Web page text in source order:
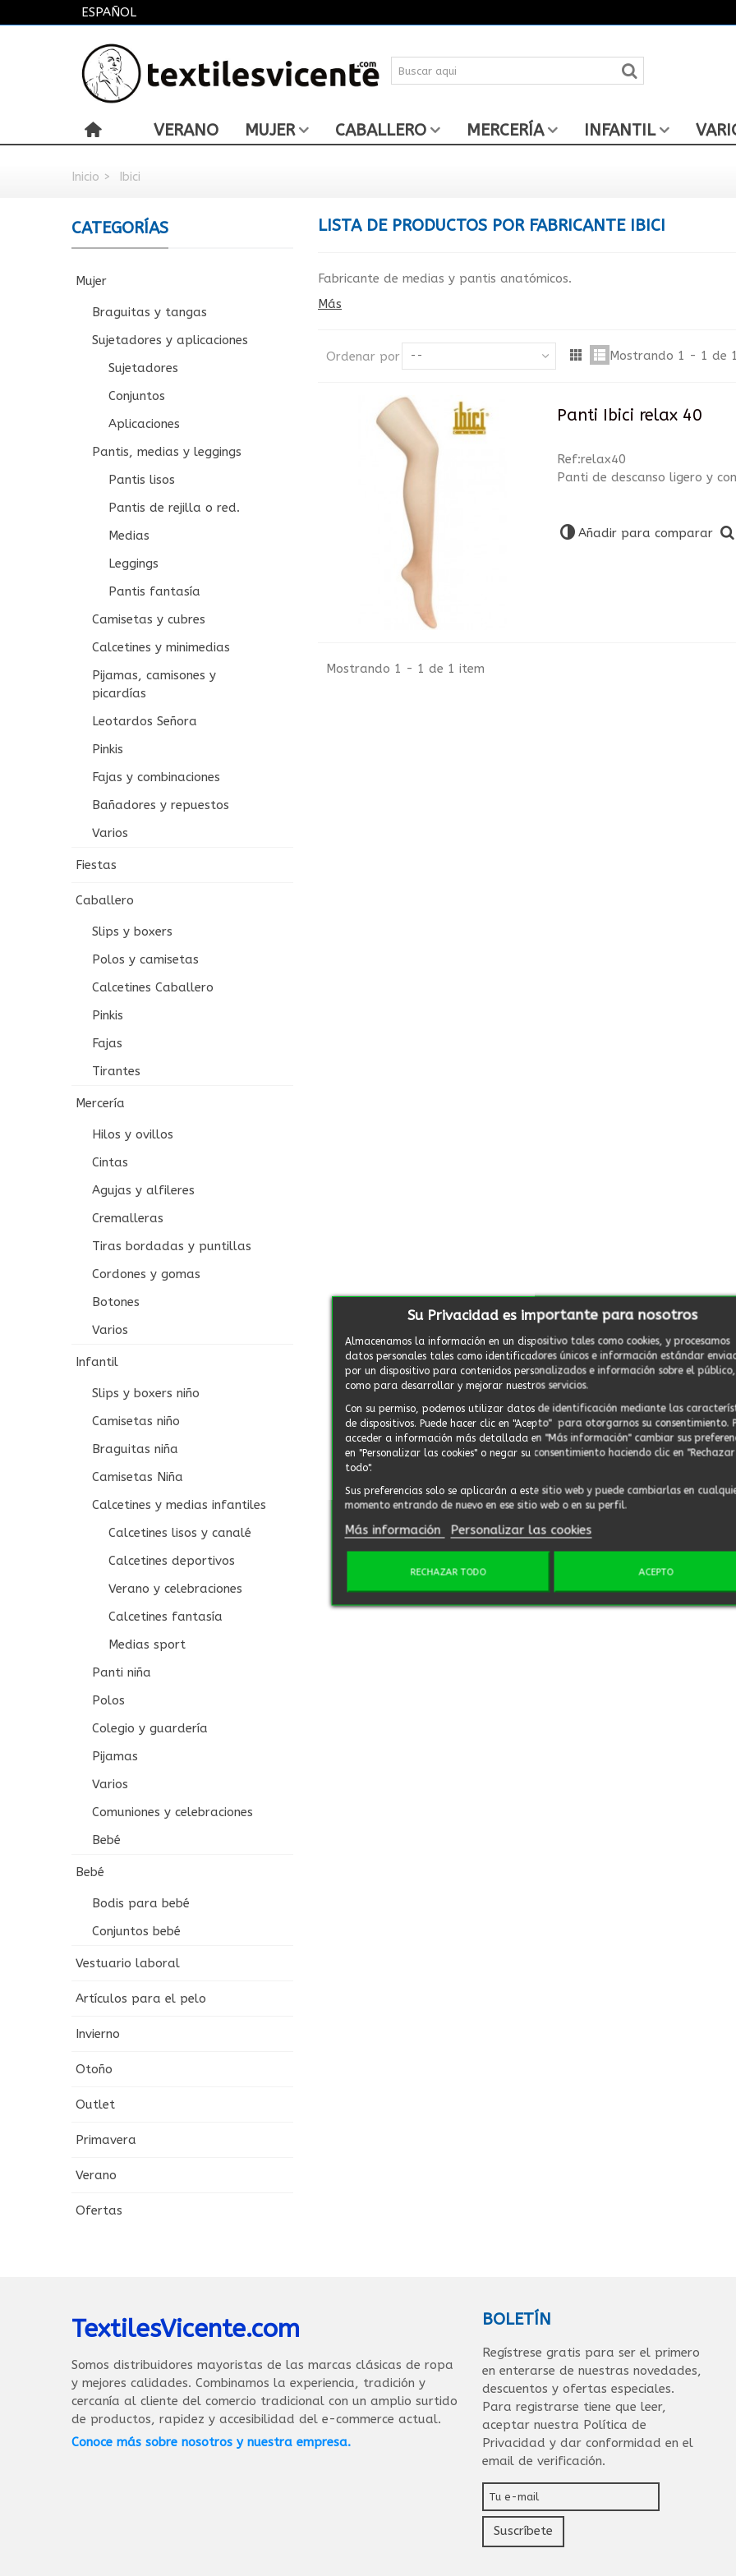
ESPAÑOL
Su Privacidad es importante para nosotros
Almacenamos la información en un dispositivo tales como cookies, y procesamos
datos personales tales como identificadores únicos e información estándar
por un dispositivo para contenidos personalizados e información sobre el
como para desarrollar y mejorar nuestros servicios.
Con su permiso, podemos utilizar datos de identificación mediante las
de dispositivos. Puede hacer clic en "Acepto" para otorgarnos su consentimiento.
acceder a información más detallada en "Más información" cambiar sus
en "Personalizar las cookies" o negar su consentimiento haciendo clic en "Rechazar
todo".
Sus preferencias solo se aplicarán a este sitio web y puede cambiarlas en
momento entrando de nuevo en ese sitio web o en su perfil.
Más información Personalizar las cookies
RECHAZAR TODO ACEPTO
VERANO MUJER CABALLERO MERCERÍA INFANTIL
Inicio > Ibici
CATEGORÍAS
Mujer
Braguitas y tangas
Sujetadores y aplicaciones
Sujetadores
Conjuntos
Aplicaciones
Pantis, medias y leggings
Pantis lisos
Pantis de rejilla o red.
Medias
Leggings
Pantis fantasía
Camisetas y cubres
Calcetines y minimedias
Pijamas, camisones y
picardías
Leotardos Señora
Pinkis
Fajas y combinaciones
Bañadores y repuestos
Varios
Fiestas
Caballero
Slips y boxers
Polos y camisetas
Calcetines Caballero
Pinkis
Fajas
Tirantes
Mercería
Hilos y ovillos
Cintas
Agujas y alfileres
Cremalleras
Tiras bordadas y puntillas
Cordones y gomas
Botones
Varios
Infantil
Slips y boxers niño
Camisetas niño
Braguitas niña
Camisetas Niña
Calcetines y medias infantiles
Calcetines lisos y canalé
Calcetines deportivos
Verano y celebraciones
Calcetines fantasía
Medias sport
Panti niña
Polos
Colegio y guardería
Pijamas
Varios
Comuniones y celebraciones
Bebé
Bebé
Bodis para bebé
Conjuntos bebé
Vestuario laboral
Artículos para el pelo
Invierno
Otoño
Outlet
Primavera
Verano
Ofertas
LISTA DE PRODUCTOS POR FABRICANTE IBICI
Fabricante de medias y pantis anatómicos.
Más
Ordenar por -- Mostrando 1 - 1 de
Panti Ibici relax 40
Ref:relax40
Panti de descanso ligero y
Añadir para comparar
Mostrando 1 - 1 de 1 item
TextilesVicente.com
Somos distribuidores mayoristas de las marcas clásicas de ropa
y mejores calidades. Combinamos la experiencia, tradición y
cercanía al cliente del comercio tradicional con un amplio surtido
de productos, rapidez y accesibilidad del e-commerce actual.
Conoce más sobre nosotros y nuestra empresa.
BOLETÍN
Regístrese gratis para ser el primero
en enterarse de nuestras novedades,
descuentos y ofertas especiales.
Para registrarse tiene que leer,
aceptar nuestra Política de
Privacidad y dar conformidad en el
email de verificación.
Suscríbete